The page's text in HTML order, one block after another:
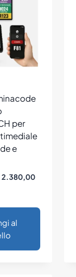
per
e
2.380,00Il
è:
al